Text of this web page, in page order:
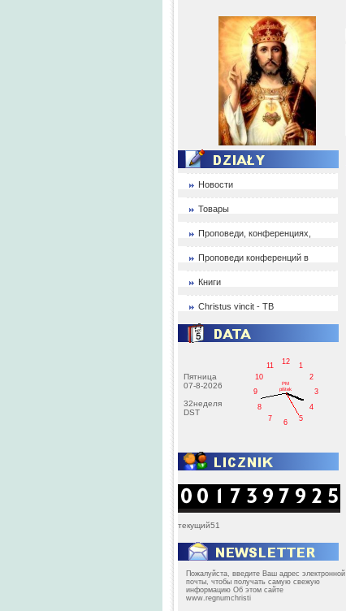
Новости
Товары
Проповеди, конференциях,
Проповеди конференций в
Книги
Christus vincit - ТВ
Пятница
07-8-2026
32неделя
DST
1
2
3
4
5
6
7
8
9
10
11
12
PM
pištek
текущий51
Пожалуйста, введите Ваш адрес электронной
почты, чтобы получать самую свежую
информацию Об этом сайте
www.regnumchristi